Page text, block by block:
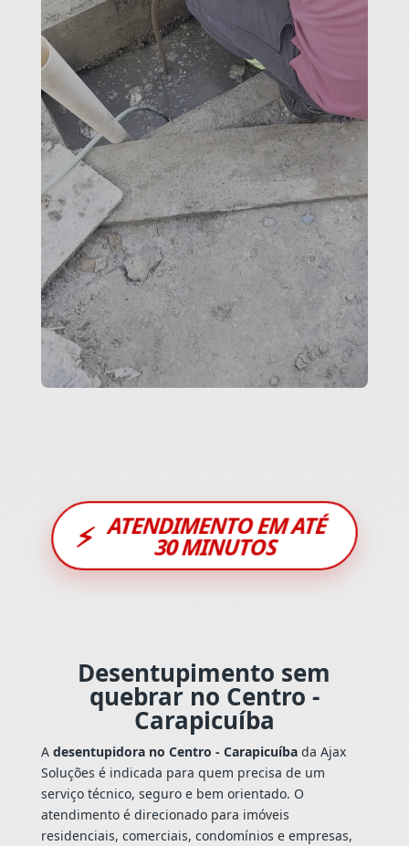
⚡ ATENDIMENTO EM ATÉ
30 MINUTOS
Desentupimento sem
quebrar no Centro -
Carapicuíba
A desentupidora no Centro - Carapicuíbada Ajax
Soluções é indicada para quem precisa de um
serviço técnico, seguro e bem orientado. O
atendimento é direcionado para imóveis
residenciais, comerciais, condomínios e empresas,